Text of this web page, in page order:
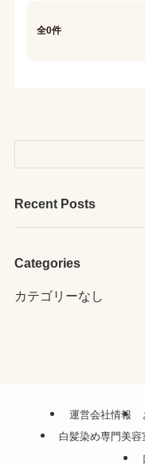
全0件
Recent Posts
Categories
カテゴリーなし
運営会社情報
白髪染め専門美容